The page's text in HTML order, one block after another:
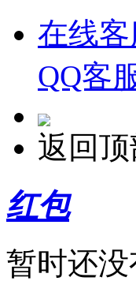
在线客
QQ客
返回顶
红包
暂时还